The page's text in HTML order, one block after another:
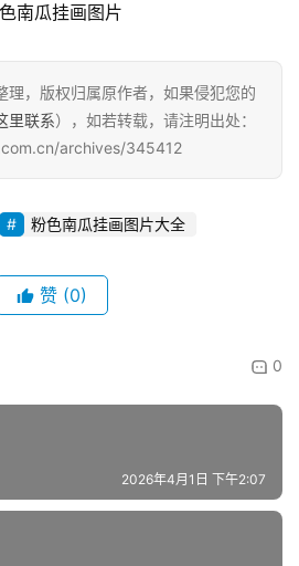
南瓜挂画图片
理，版权归属原作者，如果侵犯您的
里联系），如若转载，请注明出处：
archives/345412
粉色南瓜挂画图片大全
赞 (0)
0
2026年4月1日 下午2:07